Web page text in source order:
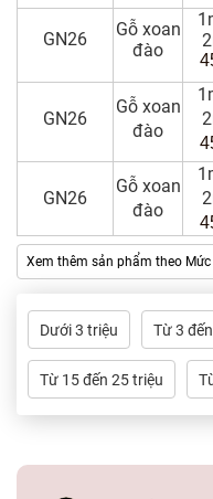
GN26
Gỗ xoan
đào
GN26
Gỗ xoan
đào
GN26
Gỗ xoan
đào
Xem thêm sản phẩm theo Mức
Dưới 3 triệu Từ 3
Từ 15 đến 25 triệu